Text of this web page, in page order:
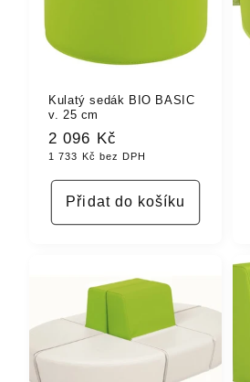
Kulatý sedák BIO BASIC
v. 25 cm
Běžná
cena
2 096 Kč
1 733 Kč bez DPH
Přidat do košíku